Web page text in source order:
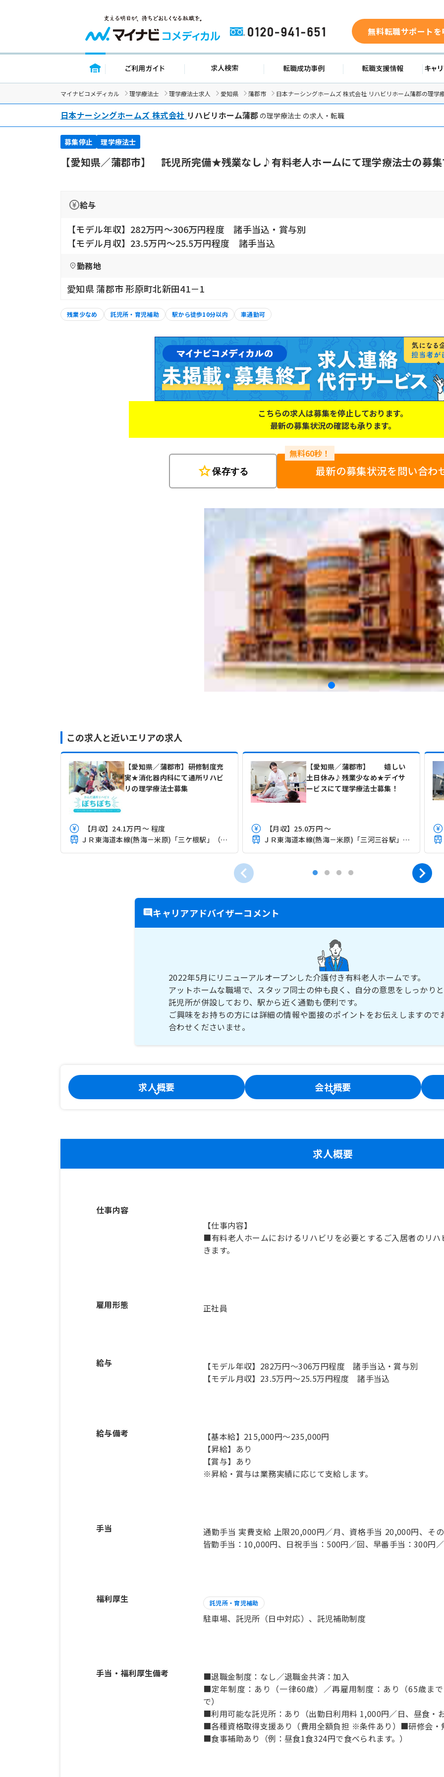
0120-941-651 無料転職サポート
トップページ ご利用ガイド 求人検索 転職成功事例 転職支
マイナビコメディカル 理学療法士 理学療法士求人 愛知県 蒲郡市 日本ナーシングホームズ 株式会社 リハビリホーム蒲郡の理学
日本ナーシングホームズ 株式会社 リハビリホーム蒲郡の理学療法士 の求人・転職
募集停止 理学療法士
【愛知県／蒲郡市】 託児所完備★残業なし♪有料老人ホームにて理学療法士の募
給与
【モデル年収】282万円〜306万円程度 諸手当込・賞与別
【モデル月収】23.5万円〜25.5万円程度 諸手当込
勤務地
愛知県 蒲郡市 形原町北新田41－1
残業少なめ 託児所・育児補助 駅から徒歩10分以内 車通勤可
こちらの求人は募集を停止しております。
最新の募集状況の確認も承ります。
star保存する 最新の募集状況を問い合わ
この求人と近いエリアの求人
【愛知県／蒲郡市】研修制度充
実★消化器内科にて通所リハビ
リの理学療法士募集
【月収】24.1万円 ～ 程度
ＪＲ東海道本線(熱海－米原)「三ケ根駅」（バス・車6分）
【愛知県／蒲郡市】 嬉しい
土日休み♪残業少なめ★デイサ
ービスにて理学療法士募集！
【月収】25.0万円 ～
ＪＲ東海道本線(熱海－米原)「三河三谷駅」（徒歩5分）
キャリアアドバイザーコメント
2022年5月にリニューアルオープンした介護付き有料老人ホームです。
アットホームな職場で、スタッフ同士の仲も良く、自分の意思をしっかり
託児所が併設しており、駅から近く通勤も便利です。
ご興味をお持ちの方には詳細の情報や面接のポイントをお伝えしますので
合わせくださいませ。
求人概要 会社概要
求人概要
仕事内容
【仕事内容】
■有料老人ホームにおけるリハビリを必要とするご入居者のリ
きます。
雇用形態 正社員
給与
【モデル年収】282万円〜306万円程度 諸手当込・賞与別
【モデル月収】23.5万円〜25.5万円程度 諸手当込
給与備考
【基本給】215,000円～235,000円
【昇給】あり
【賞与】あり
※昇給・賞与は業務実績に応じて支給します。
手当
通勤手当 実費支給 上限20,000円／月、資格手当 20,000円、そ
皆勤手当：10,000円、日祝手当：500円／回、早番手当：300円
福利厚生 託児所・育児補助
駐車場、託児所（日中対応）、託児補助制度
手当・福利厚生備考
■退職金制度：なし／退職金共済：加入
■定年制度：あり（一律60歳）／再雇用制度：あり（65歳ま
で）
■利用可能な託児所：あり（出勤日利用料 1,000円／日、昼食・
■各種資格取得支援あり（費用全額負担 ※条件あり）■研修会・
■食事補助あり（例：昼食1食324円で食べられます。）